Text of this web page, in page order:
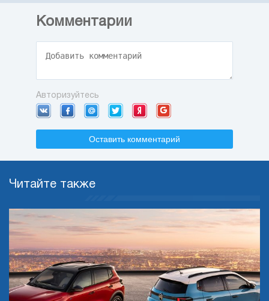
Комментарии
Авторизуйтесь
Оставить комментарий
Читайте также